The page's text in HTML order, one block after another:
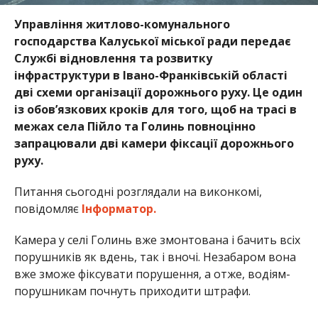
Управління житлово-комунального
господарства Калуської міської ради передає
Службі відновлення та розвитку
інфраструктури в Івано-Франківській області
дві схеми організації дорожнього руху. Це один
із обов’язкових кроків для того, щоб на трасі в
межах села Пійло та Голинь повноцінно
запрацювали дві камери фіксації дорожнього
руху.
Питання сьогодні розглядали на виконкомі,
повідомляє Інформатор.
Камера у селі Голинь вже змонтована і бачить всіх
порушників як вдень, так і вночі. Незабаром вона
вже зможе фіксувати порушення, а отже, водіям-
порушникам почнуть приходити штрафи.